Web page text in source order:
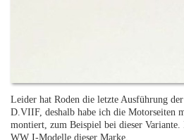
Leider hat Roden die letzte Ausführung
D.VIIF, deshalb habe ich die Motorseiten
montiert, zum Beispiel bei dieser
WW I-Modelle dieser Marke.